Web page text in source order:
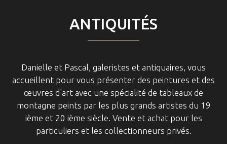
ANTIQUITÉS
Danielle et Pascal, galeristes et antiquaires, vous
accueillent pour vous présenter des peintures et des
œuvres d'art avec une spécialité de tableaux de
montagne peints par les plus grands artistes du 19
ième et 20 ième siècle. Vente et achat pour les
particuliers et les collectionneurs privés.